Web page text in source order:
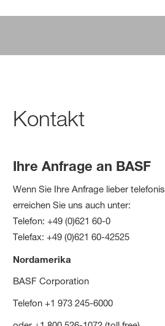
Kontakt
Ihre Anfrage an BASF
Wenn Sie Ihre Anfrage lieber
erreichen Sie uns auch unter:
Telefon: +49 (0)621 60-0
Telefax: +49 (0)621 60-42525
Nordamerika
BASF Corporation
Telefon +1 973 245-6000